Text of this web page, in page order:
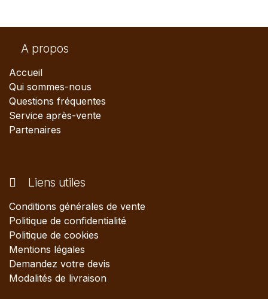
A propos
Accueil
Qui sommes-nous
Questions fréquentes
Service après-vente
Partenaires
Liens utiles
Conditions générales de vente
Politique de confidentialité
Politique de cookies
Mentions légales
Demandez votre devis
Modalités de livraison